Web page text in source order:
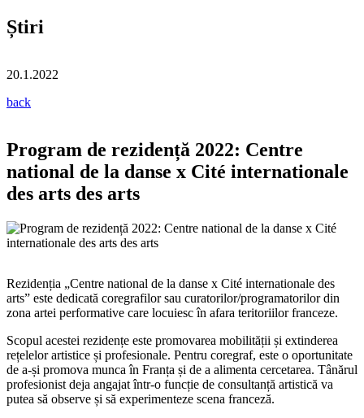
Știri
20.1.2022
back
Program de rezidență 2022: Centre
national de la danse x Cité internationale
des arts des arts
Rezidenția „Centre national de la danse x Cité internationale des
arts” este dedicată coregrafilor sau curatorilor/programatorilor din
zona artei performative care locuiesc în afara teritoriilor franceze.
Scopul acestei rezidențe este promovarea mobilității și extinderea
rețelelor artistice și profesionale. Pentru coregraf, este o oportunitate
de a-și promova munca în Franța și de a alimenta cercetarea. Tânărul
profesionist deja angajat într-o funcție de consultanță artistică va
putea să observe și să experimenteze scena franceză.